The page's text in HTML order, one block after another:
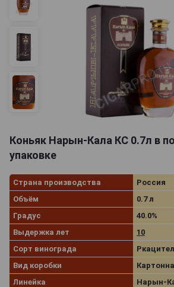
Коньяк Нарын-Кала КС 0.7л в
упаковке
Страна производства
Россия
Объём
0.7 л
Градус
40.0%
Выдержка лет
10
Сорт винограда
Вид коробки
Линейка
Нарын-